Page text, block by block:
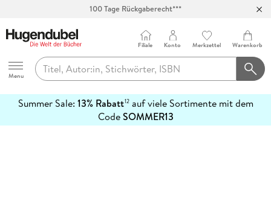
100 Tage Rückgaberecht***
Hugendubel
Menu
Filiale Konto Merkzettel Warenkorb
Summer Sale: 13% Rabatt12auf viele Sortimente mit dem
CodeSOMMER13
erfahren